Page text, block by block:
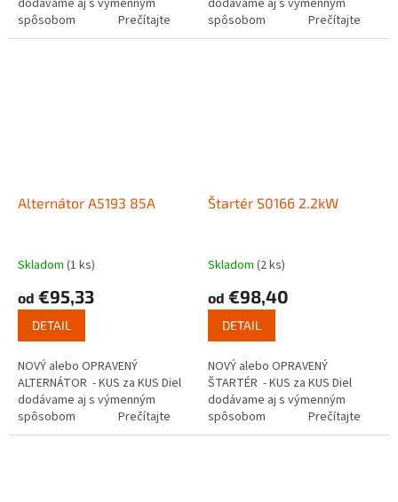
spôsobom Prečítajte
si ako funguje...
spôsobom Prečítajte
si ako funguje...
Alternátor A5193 85A
Skladom (1 ks)
od €95,33
DETAIL
NOVÝ alebo OPRAVENÝ
ALTERNÁTOR - KUS za KUS Diel
dodávame aj s výmenným
spôsobom Prečítajte
si ako...
Štartér S0166 2.2kW
Skladom (2 ks)
od €98,40
DETAIL
NOVÝ alebo OPRAVENÝ
ŠTARTÉR - KUS za KUS Diel
dodávame aj s výmenným
spôsobom Prečítajte
si ako funguje...